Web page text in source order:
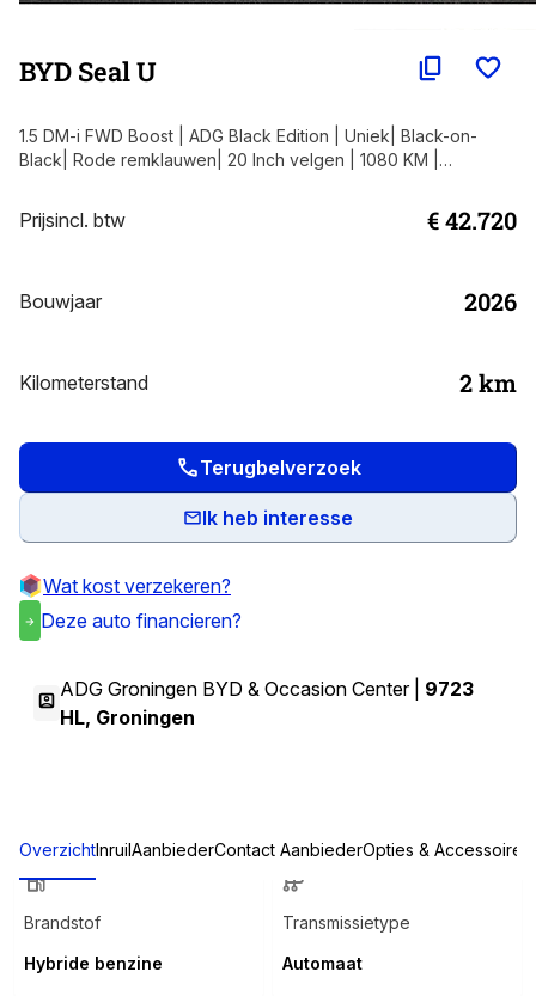
BYD Seal U
1.5 DM-i FWD Boost | ADG Black Edition | Uniek| Black-on-
Black| Rode remklauwen| 20 Inch velgen | 1080 KM |
camera
Prijsincl. btw € 42.720
Bouwjaar 2026
Kilometerstand 2km
Ik heb interesse
Terugbelverzoek
Wat kost verzekeren?
Deze auto financieren?
ADG Groningen BYD & Occasion Center | 9723
HL, Groningen
OverzichtInruil AanbiederContact AanbiederOpties & Accessoires
Brandstof
Hybride benzine
Transmissietype
Automaat